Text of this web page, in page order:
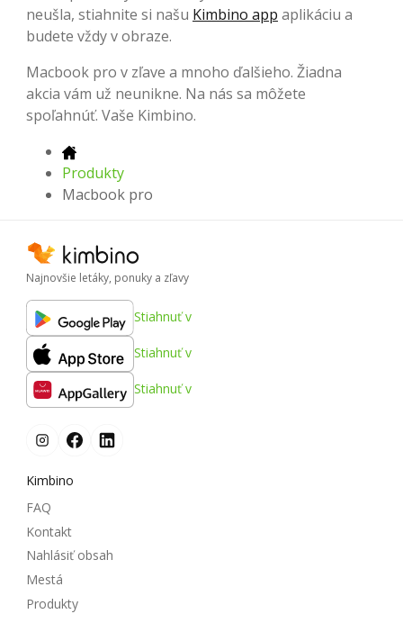
neušla, stiahnite si našu Kimbino app aplikáciu a
budete vždy v obraze.
Macbook pro v zľave a mnoho ďalšieho. Žiadna
akcia vám už neunikne. Na nás sa môžete
spoľahnúť. Vaše Kimbino.
Produkty
Macbook pro
Najnovšie letáky, ponuky a zľavy
Stiahnuť v
Stiahnuť v
Stiahnuť v
Kimbino
FAQ
Kontakt
Nahlásiť obsah
Mestá
Produkty